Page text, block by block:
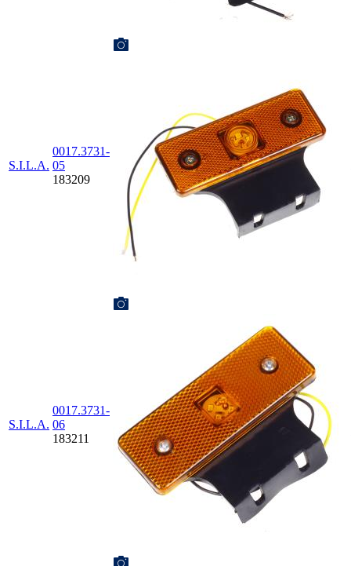
S.I.L.A.
0017.3731-
05
183209
S.I.L.A.
0017.3731-
06
183211